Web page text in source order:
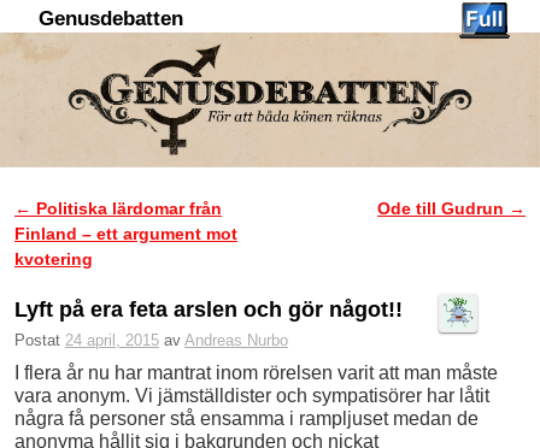
Genusdebatten
Inläggsnavigering
← Politiska lärdomar från
Finland – ett argument mot
kvotering
Ode till Gudrun →
Lyft på era feta arslen och gör något!!
Postat 24 april, 2015 av Andreas Nurbo
I flera år nu har mantrat inom rörelsen varit att man måste
vara anonym. Vi jämställdister och sympatisörer har låtit
några få personer stå ensamma i rampljuset medan de
anonyma hållit sig i bakgrunden och nickat